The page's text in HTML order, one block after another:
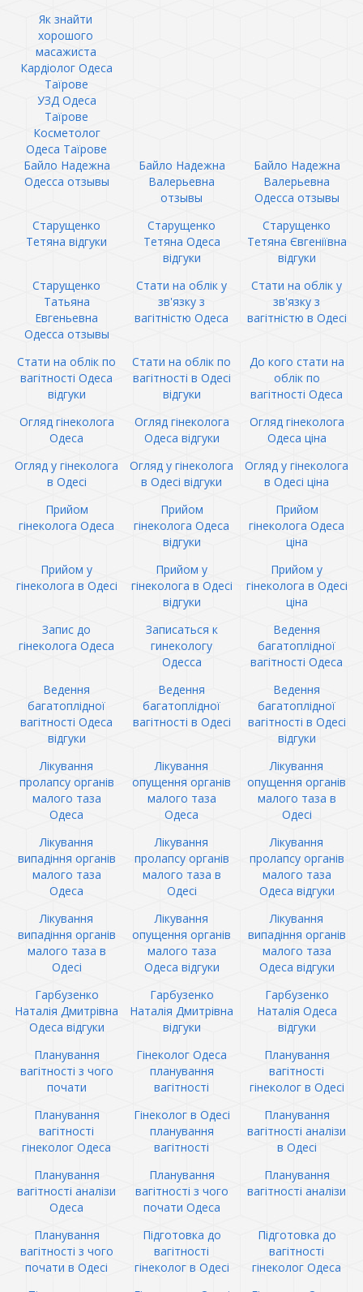
Як знайти
хорошого
масажиста
Кардіолог Одеса
Таїрове
УЗД Одеса
Таїрове
Косметолог
Одеса Таїрове
Байло Надежна
Одесса отзывы
Байло Надежна
Валерьевна
отзывы
Байло Надежна
Валерьевна
Одесса отзывы
Старущенко
Тетяна відгуки
Старущенко
Тетяна Одеса
відгуки
Старущенко
Тетяна Євгеніївна
відгуки
Старущенко
Татьяна
Евгеньевна
Одесса отзывы
Стати на облік у
зв'язку з
вагітністю Одеса
Стати на облік у
зв'язку з
вагітністю в Одесі
Стати на облік по
вагітності Одеса
відгуки
Стати на облік по
вагітності в Одесі
відгуки
До кого стати на
облік по
вагітності Одеса
Огляд гінеколога
Одеса
Огляд гінеколога
Одеса відгуки
Огляд гінеколога
Одеса ціна
Огляд у гінеколога
в Одесі
Огляд у гінеколога
в Одесі відгуки
Огляд у гінеколога
в Одесі ціна
Прийом
гінеколога Одеса
Прийом
гінеколога Одеса
відгуки
Прийом
гінеколога Одеса
ціна
Прийом у
гінеколога в Одесі
Прийом у
гінеколога в Одесі
відгуки
Прийом у
гінеколога в Одесі
ціна
Запис до
гінеколога Одеса
Записаться к
гинекологу
Одесса
Ведення
багатоплідної
вагітності Одеса
Ведення
багатоплідної
вагітності Одеса
відгуки
Ведення
багатоплідної
вагітності в Одесі
Ведення
багатоплідної
вагітності в Одесі
відгуки
Лікування
пролапсу органів
малого таза
Одеса
Лікування
опущення органів
малого таза
Одеса
Лікування
опущення органів
малого таза в
Одесі
Лікування
випадіння органів
малого таза
Одеса
Лікування
пролапсу органів
малого таза в
Одесі
Лікування
пролапсу органів
малого таза
Одеса відгуки
Лікування
випадіння органів
малого таза в
Одесі
Лікування
опущення органів
малого таза
Одеса відгуки
Лікування
випадіння органів
малого таза
Одеса відгуки
Гарбузенко
Наталія Дмитрівна
Одеса відгуки
Гарбузенко
Наталія Дмитрівна
відгуки
Гарбузенко
Наталія Одеса
відгуки
Планування
вагітності з чого
почати
Гінеколог Одеса
планування
вагітності
Планування
вагітності
гінеколог в Одесі
Планування
вагітності
гінеколог Одеса
Гінеколог в Одесі
планування
вагітності
Планування
вагітності аналізи
в Одесі
Планування
вагітності аналізи
Одеса
Планування
вагітності з чого
почати Одеса
Планування
вагітності аналізи
Планування
вагітності з чого
почати в Одесі
Підготовка до
вагітності
гінеколог в Одесі
Підготовка до
вагітності
гінеколог Одеса